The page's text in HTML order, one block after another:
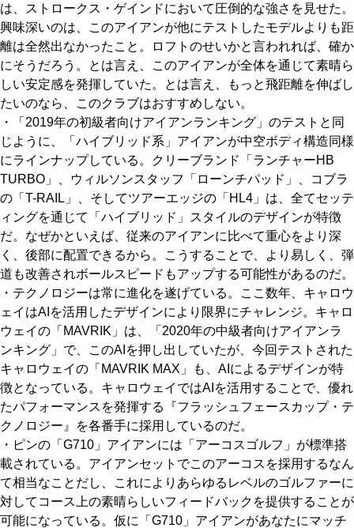
は、ストロークス・ゲインドにおいて圧倒的な強さを見せた。
興味深いのは、このアイアンが他にテストしたモデルよりも距
離は全然出なかったこと。ロフトのせいかと言われれば、確か
にそうだろう。とは言え、このアイアンが全体を通じて素晴ら
しい安定感を発揮していた。とは言え、もっと飛距離を伸ばし
たいのなら、このクラブはおすすめしない。
・「2019年の初級者向けアイアンランキング」のテストと同
じように、「ハイブリッド系」アイアンが中空ボディ構造同様
にラインナップしている。クリーブランド「ランチャーHB
TURBO」、ウィルソンスタッフ「ローンチパッド」、コブラ
の「T-RAIL」、そしてツアーエッジの「HL4」は、全てセッテ
ィングを通じて「ハイブリッド」スタイルのデザインが特徴
だ。なぜかといえば、従来のアイアンに比べて重心をより深
く、後部に配置できるから。こうすることで、より易しく、弾
道も改善されボールスピードもアップする可能性があるのだ。
・テクノロジーは常に進化を遂げている。ここ数年、キャロウ
ェイはAIを活用したデザインにより限界にチャレンジ。キャロ
ウェイの「MAVRIK」は、「2020年の中級者向けアイアンラ
ンキング」で、このAIを押し出していたが、今回テストされた
キャロウェイの「MAVRIK MAX」も、AIによるデザインが特
徴となっている。キャロウェイではAIを活用することで、優れ
たパフォーマンスを発揮する『フラッシュフェースカップ・テ
クノロジー』を各番手に採用しているのだ。
・ピンの「G710」アイアンには「アーコスゴルフ」が標準搭
載されている。アイアンセットでこのアーコスを採用するなん
て相当なことだし、これによりあらゆるレベルのゴルファーに
対してコース上の素晴らしいフィードバックを提供することが
可能になっている。仮に「G710」アイアンがあなたにマッチ